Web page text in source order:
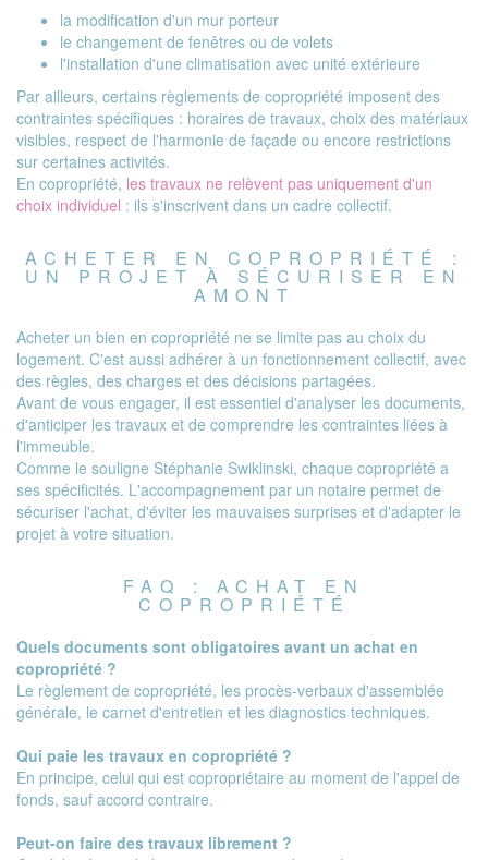
la modification d'un mur porteur
le changement de fenêtres ou de volets
l'installation d'une climatisation avec unité extérieure
Par ailleurs, certains règlements de copropriété imposent des
contraintes spécifiques : horaires de travaux, choix des matériaux
visibles, respect de l'harmonie de façade ou encore restrictions
sur certaines activités.
En copropriété, les travaux ne relèvent pas uniquement d'un
choix individuel : ils s'inscrivent dans un cadre collectif.
ACHETER EN COPROPRIÉTÉ :
UN PROJET À SÉCURISER EN
AMONT
Acheter un bien en copropriété ne se limite pas au choix du
logement. C'est aussi adhérer à un fonctionnement collectif, avec
des règles, des charges et des décisions partagées.
Avant de vous engager, il est essentiel d'analyser les documents,
d'anticiper les travaux et de comprendre les contraintes liées à
l'immeuble.
Comme le souligne Stéphanie Swiklinski, chaque copropriété a
ses spécificités. L'accompagnement par un notaire permet de
sécuriser l'achat, d'éviter les mauvaises surprises et d'adapter le
projet à votre situation.
FAQ : ACHAT EN
COPROPRIÉTÉ
Quels documents sont obligatoires avant un achat en
copropriété ?
Le règlement de copropriété, les procès-verbaux d'assemblée
générale, le carnet d'entretien et les diagnostics techniques.
Qui paie les travaux en copropriété ?
En principe, celui qui est copropriétaire au moment de l'appel de
fonds, sauf accord contraire.
Peut-on faire des travaux librement ?